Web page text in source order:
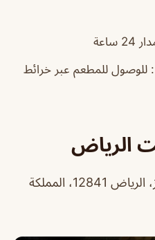
: للوصول للمطعم عبر خرائط
الرياض
شارع الظهران، حي الملز، الملز، الرياض 12841، المملكة